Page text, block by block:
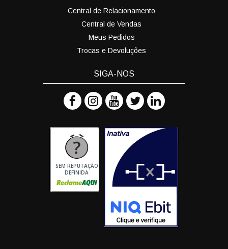
Central de Relacionamento
Central de Vendas
Meus Pedidos
Trocas e Devoluções
SIGA-NOS
SEM REPUTAÇÃO
DEFINIDA